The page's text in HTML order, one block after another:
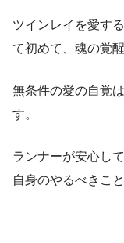
ツインレイを愛す
て初めて、魂の覚
無条件の愛の自覚
す。
ランナーが安心し
自身のやるべきこ